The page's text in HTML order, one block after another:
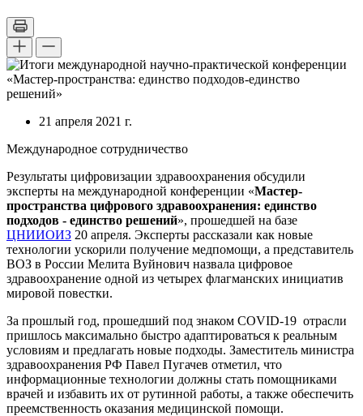
21 апреля 2021 г.
Международное сотрудничество
Результаты цифровизации здравоохранения обсудили
эксперты на международной конференции «Мастер-
пространства цифрового здравоохранения: единство
подходов - единство решений», прошедшей на базе
ЦНИИОИЗ 20 апреля. Эксперты рассказали как новые
технологии ускорили получение медпомощи, а представитель
ВОЗ в России Мелита Вуйнович назвала цифровое
здравоохранение одной из четырех флагманских инициатив
мировой повестки.
За прошлый год, прошедший под знаком COVID-19 отрасли
пришлось максимально быстро адаптироваться к реальным
условиям и предлагать новые подходы. Заместитель министра
здравоохранения РФ Павел Пугачев отметил, что
информационные технологии должны стать помощниками
врачей и избавить их от рутинной работы, а также обеспечить
преемственность оказания медицинской помощи.